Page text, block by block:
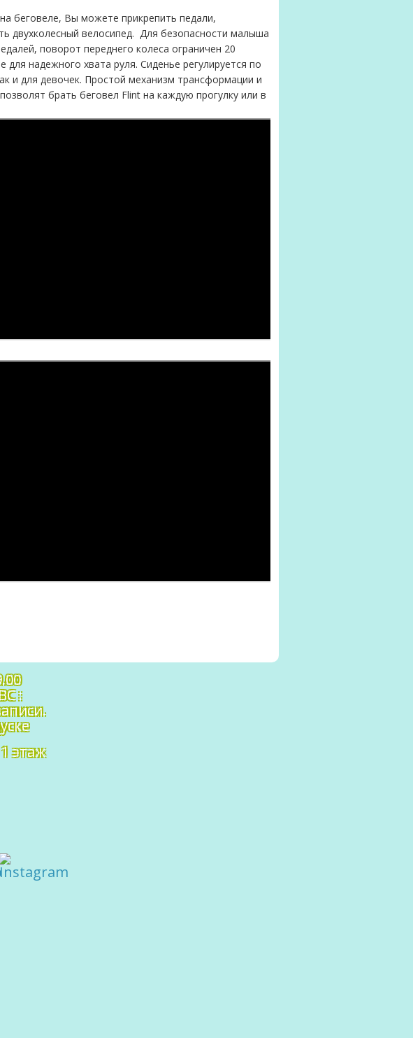
беговеле, Вы можете прикрепить педали,
двухколесный велосипед. Для безопасности малыша
поворот переднего колеса ограничен 20
для надежного хвата руля. Сиденье регулируется по
и для девочек. Простой механизм трансформации и
брать беговел Flint на каждую прогулку или в
:
этаж